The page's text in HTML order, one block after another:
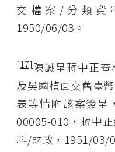
交檔案/分類資
1950/06/03。
[17]陳誠呈蔣中正
及吳國楨面交舊臺
表等情附該案簽呈
00005-010，蔣中
料/財政，1951/03/